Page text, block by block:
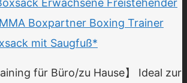
Boxpartner Boxing Trainer
mit Saugfuß*
für Büro/zu Hause】 Ideal zur